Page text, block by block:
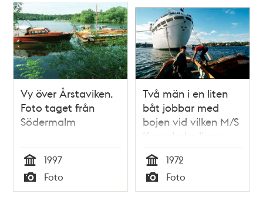
Vy över Årstaviken.
Foto taget från
Södermalm
Tid
1997
Typ
Foto
Två män i en liten
båt jobbar med
bojen vid vilken M/S
Kungsholm ligger
förtöjd
Tid
1972
Typ
Foto